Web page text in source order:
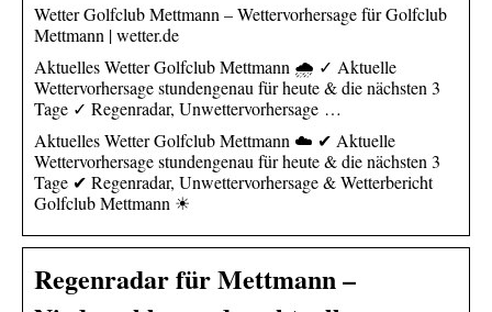
Wetter Golfclub Mettmann – Wettervorhersage für Golfclub
Mettmann | wetter.de
Aktuelles Wetter Golfclub Mettmann 🌧️ ✓ Aktuelle
Wettervorhersage stundengenau für heute & die nächsten 3
Tage ✓ Regenradar, Unwettervorhersage …
Aktuelles Wetter Golfclub Mettmann ☁️ ✔ Aktuelle
Wettervorhersage stundengenau für heute & die nächsten 3
Tage ✔ Regenradar, Unwettervorhersage & Wetterbericht
Golfclub Mettmann ☀
Regenradar für Mettmann –